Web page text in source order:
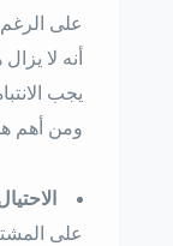
على الرغم
أنه لا
يجب
ومن أهم
على